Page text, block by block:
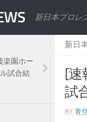
新日本プロレ
新日
[速
試
BY 青
楽園ホー
試合結